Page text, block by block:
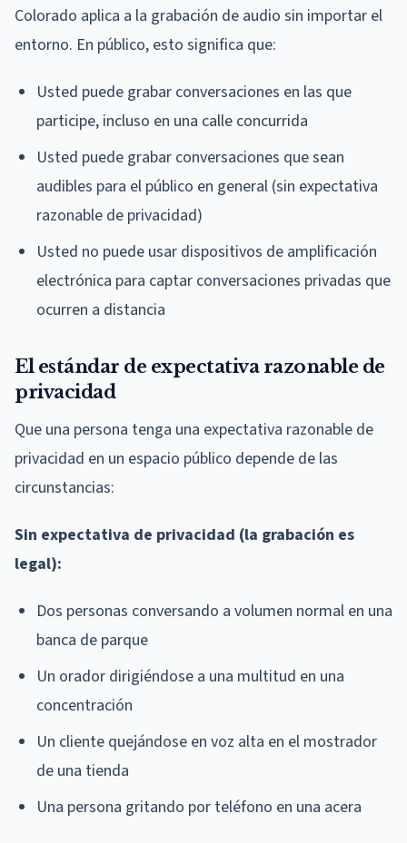
Colorado aplica a la grabación de audio sin importar el
entorno. En público, esto significa que:
Usted puede grabar conversaciones en las que
participe, incluso en una calle concurrida
Usted puede grabar conversaciones que sean
audibles para el público en general (sin expectativa
razonable de privacidad)
Usted no puede usar dispositivos de amplificación
electrónica para captar conversaciones privadas que
ocurren a distancia
El estándar de expectativa razonable de
privacidad
Que una persona tenga una expectativa razonable de
privacidad en un espacio público depende de las
circunstancias:
Sin expectativa de privacidad (la grabación es
legal):
Dos personas conversando a volumen normal en una
banca de parque
Un orador dirigiéndose a una multitud en una
concentración
Un cliente quejándose en voz alta en el mostrador
de una tienda
Una persona gritando por teléfono en una acera